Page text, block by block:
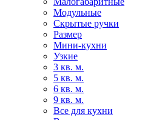
Модульные
Скрытые ручки
Размер
Мини-кухни
Узкие
3 кв. м.
5 кв. м.
6 кв. м.
9 кв. м.
Все для кухни